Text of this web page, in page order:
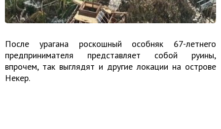
После урагана роскошный особняк 67-летнего
предпринимателя представляет собой руины,
впрочем, так выглядят и другие локации на острове
Некер.